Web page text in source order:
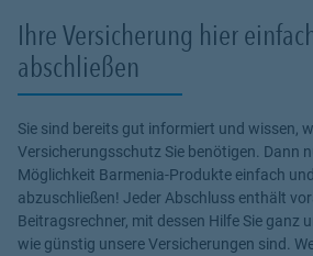
Ihre Versicherung hier
abschließen
Sie sind bereits gut informiert und wissen,
Versicherungsschutz Sie benötigen. Dann
Möglichkeit Barmenia-Produkte einfach
abzuschließen! Jeder Abschluss enthält
Beitragsrechner, mit dessen Hilfe Sie ganz
wie günstig unsere Versicherungen sind.